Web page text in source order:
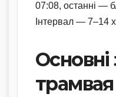
07:08, останні —
Інтервал — 7–14